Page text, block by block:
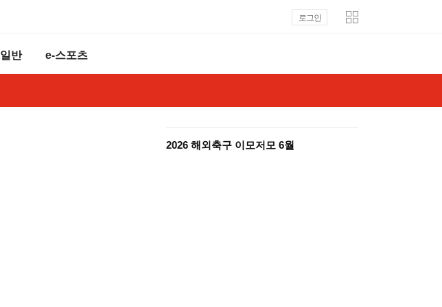
로그인
일반 e-스포츠
2026 해외축구 이모저모 6월